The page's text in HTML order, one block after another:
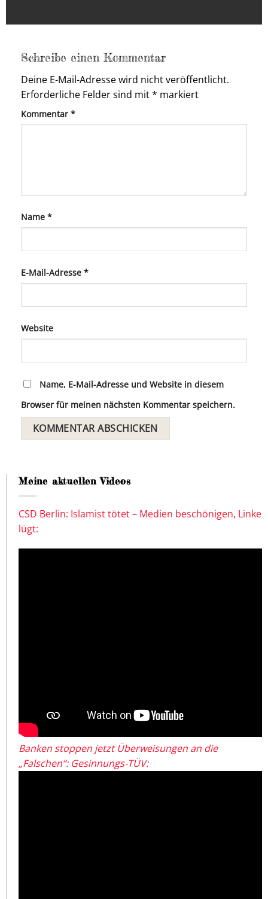
Schreibe einen Kommentar
Deine E-Mail-Adresse wird nicht veröffentlicht.
Erforderliche Felder sind mit* markiert
Kommentar *
Name *
E-Mail-Adresse *
Website
Name, E-Mail-Adresse und Website in diesem
Browser für meinen nächsten Kommentar speichern.
Meine aktuellen Videos
CSD Berlin: Islamist tötet – Medien beschönigen, Linke
lügt:
Banken stoppen jetzt Überweisungen an die
„Falschen“: Gesinnungs-TÜV: